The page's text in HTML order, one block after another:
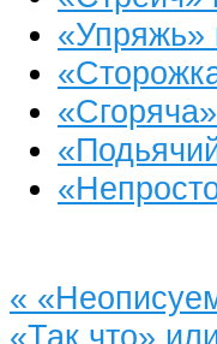
«Упряжь»
«
«Так что»